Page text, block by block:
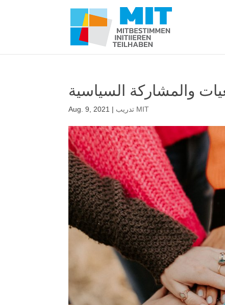
والمشاركة السياسية
Aug. 9, 2021 | تدريب MIT